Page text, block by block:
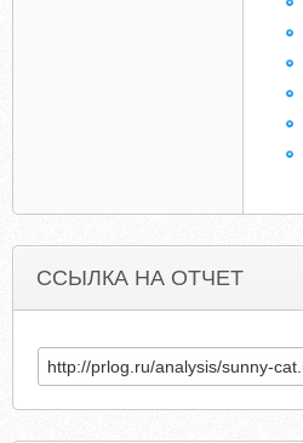
ССЫЛКА НА ОТЧЕТ